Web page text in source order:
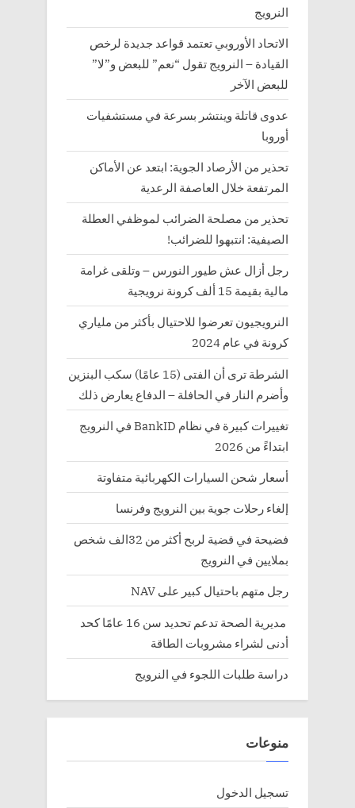
النرويج
الاتحاد الأوروبي تعتمد قواعد جديدة لرخص
القيادة – النرويج تقول “نعم” للبعض و”لا”
للبعض الآخر
عدوى قاتلة وينتشر بسرعة في مستشفيات
أوروبا
تحذير من الأرصاد الجوية: ابتعد عن الأماكن
المرتفعة خلال العاصفة الرعدية
تحذير من مصلحة الضرائب لموظفي العطلة
الصيفية: انتبهوا للضرائب!
رجل أزال عش طيور النورس – وتلقى غرامة
مالية بقيمة 15 ألف كرونة نرويجية
النرويجيون تعرضوا للاحتيال بأكثر من ملياري
كرونة في عام 2024
الشرطة ترى أن الفتى (15 عامًا) سكب البنزين
وأضرم النار في الحافلة – الدفاع يعارض ذلك
تغييرات كبيرة في نظام BankID في النرويج
ابتداءً من 2026
أسعار شحن السيارات الكهربائية متفاوتة
إلغاء رحلات جوية بين النرويج وفرنسا
فضيحة في قضية لربح أكثر من 32الف شخص
بملايين في النرويج
رجل متهم باحتيال كبير على NAV
مديرية الصحة تدعم تحديد سن 16 عامًا كحد
أدنى لشراء مشروبات الطاقة
دراسة طلبات اللجوء في النرويج
منوعات
تسجيل الدخول